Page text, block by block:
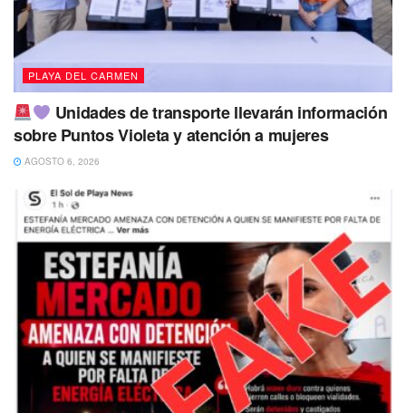
Tags: Playa del Carmen Solidaridad
PLAYA DEL CARMEN
Unidades de transporte llevarán información
sobre Puntos Violeta y atención a mujeres
AGOSTO 6, 2026